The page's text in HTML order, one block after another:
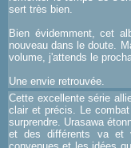
sert très bien.
Bien évidemment, cet
nouveau dans le doute.
volume, j'attends le
Une envie retrouvée.
Cette excellente série
clair et précis. Le
surprendre. Urasawa
et des différents va et